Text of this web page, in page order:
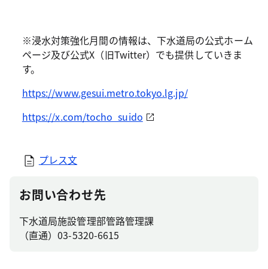
※浸水対策強化月間の情報は、下水道局の公式ホーム
ページ及び公式X（旧Twitter）でも提供していきま
す。
https://www.gesui.metro.tokyo.lg.jp/
https://x.com/tocho_suido
プレス文
お問い合わせ先
下水道局施設管理部管路管理課
（直通）03-5320-6615